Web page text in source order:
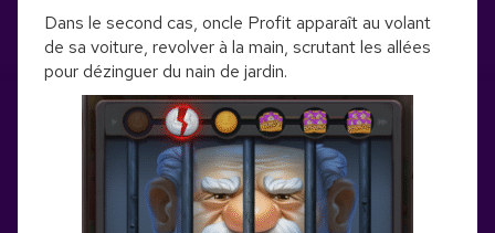
Dans le second cas, oncle Profit apparaît au volant
de sa voiture, revolver à la main, scrutant les allées
pour dézinguer du nain de jardin.